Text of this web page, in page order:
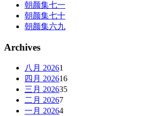
朝颜集七一
朝颜集七十
朝颜集六九
Archives
八月 20261
四月 202616
三月 202635
二月 20267
一月 20264